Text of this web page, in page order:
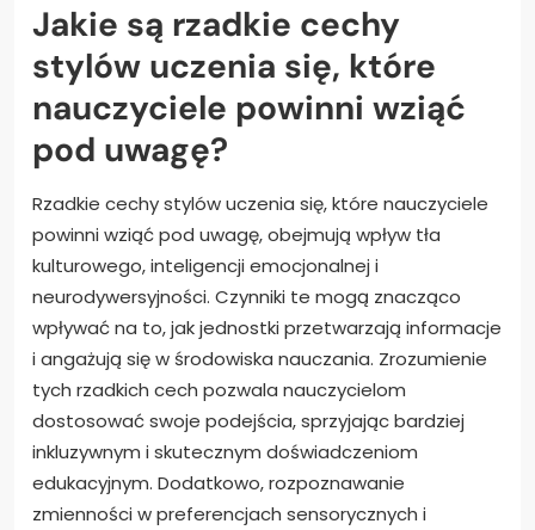
Jakie są rzadkie cechy
stylów uczenia się, które
nauczyciele powinni wziąć
pod uwagę?
Rzadkie cechy stylów uczenia się, które nauczyciele
powinni wziąć pod uwagę, obejmują wpływ tła
kulturowego, inteligencji emocjonalnej i
neurodywersyjności. Czynniki te mogą znacząco
wpływać na to, jak jednostki przetwarzają informacje
i angażują się w środowiska nauczania. Zrozumienie
tych rzadkich cech pozwala nauczycielom
dostosować swoje podejścia, sprzyjając bardziej
inkluzywnym i skutecznym doświadczeniom
edukacyjnym. Dodatkowo, rozpoznawanie
zmienności w preferencjach sensorycznych i